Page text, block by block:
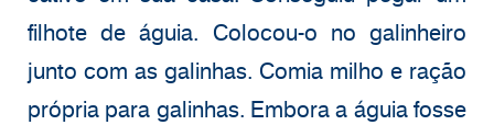
filhote de águia. Colocou-o no galinheiro
junto com as galinhas. Comia milho e ração
própria para galinhas. Embora a águia fosse